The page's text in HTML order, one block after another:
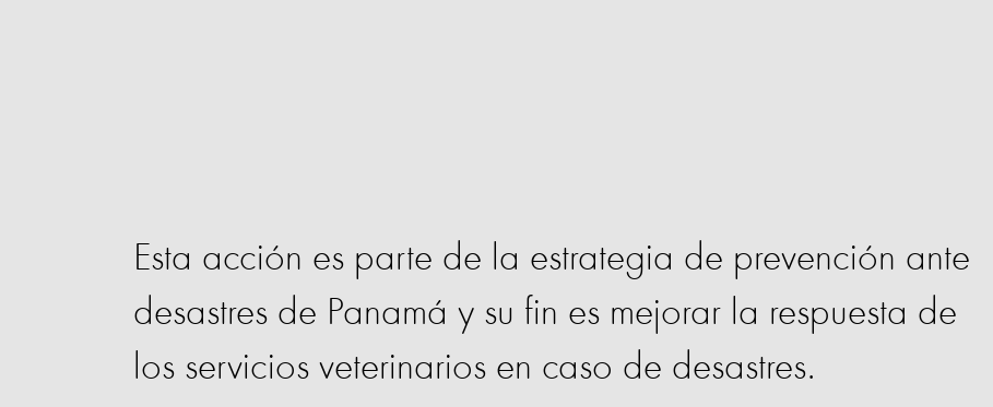
Esta acción es parte de la estrategia de prevención ante
desastres de Panamá y su fin es mejorar la respuesta de
los servicios veterinarios en caso de desastres.